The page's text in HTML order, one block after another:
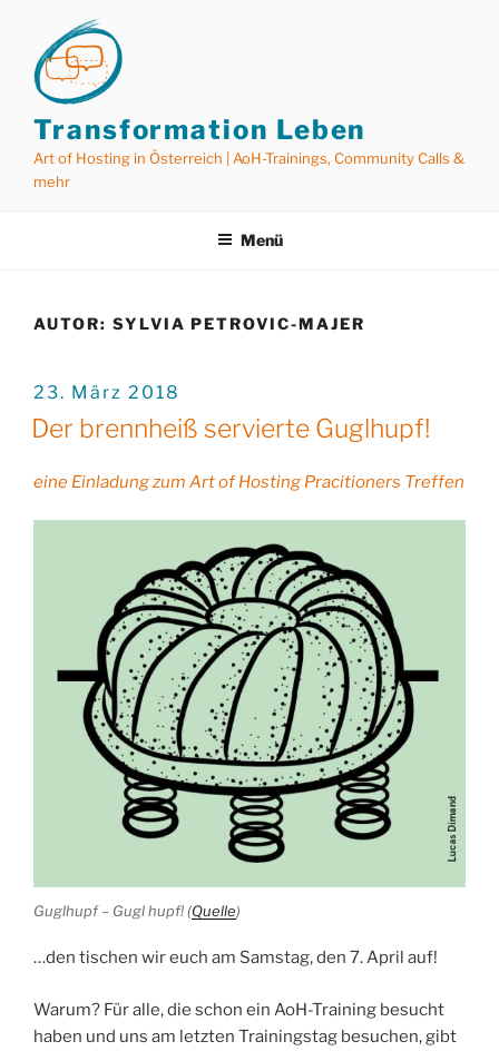
springen
Transformation Leben
Art of Hosting in Österreich | AoH-Trainings, Community Calls &
mehr
Menü
AUTOR: SYLVIA PETROVIC-MAJER
VERÖFFENTLICHT
23. März 2018
Der brennheiß servierte Guglhupf!
eine Einladung zum Art of Hosting Pracitioners Treffen
Guglhupf – Gugl hupf! (Quelle)
…den tischen wir euch am Samstag, den 7. April auf!
Warum? Für alle, die schon ein AoH-Training besucht
haben und uns am letzten Trainingstag besuchen, gibt